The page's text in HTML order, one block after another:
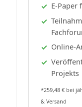
E-Paper
Online-
Projekts
*259,48 € bei
& Versand